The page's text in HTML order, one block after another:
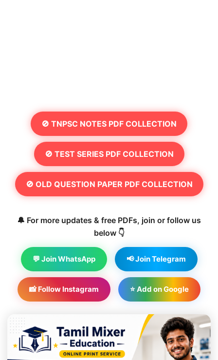
🚫 TNPSC NOTES PDF COLLECTION
🚫 TEST SERIES PDF COLLECTION
🚫 OLD QUESTION PAPER PDF COLLECTION
🔔 For more updates & free PDFs, join or follow us
below 👇
💬 Join WhatsApp 📢 Join Telegram
📸 Follow Instagram ⭐ Add on Google